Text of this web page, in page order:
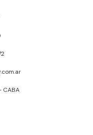
CABA